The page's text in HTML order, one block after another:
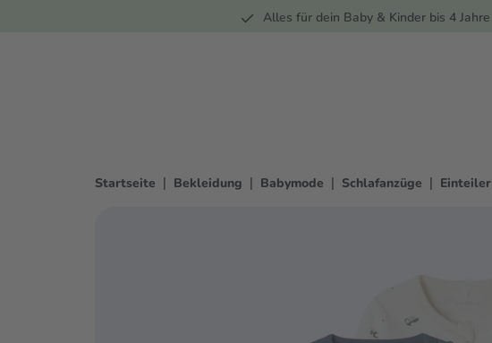
Alles für dein Baby & Kinder bis 4 Jahre
Startseite | Bekleidung | Babymode | Schlafanzüge | Einteiler